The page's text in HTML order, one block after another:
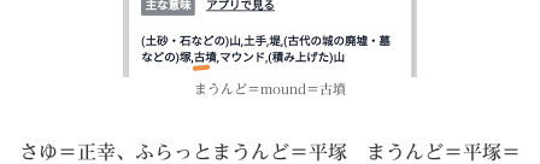
まうんど＝mound＝古墳
さゆ＝正幸、ふらっとまうんど＝平塚 まうんど＝平塚＝